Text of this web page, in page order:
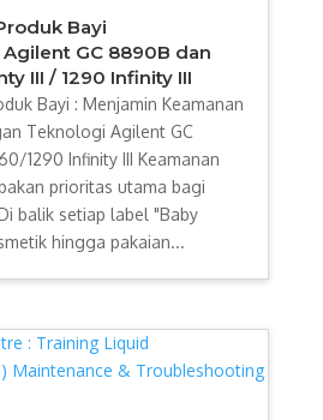
Bayi
GC 8890B dan
III / 1290 Infinity III
Bayi : Menjamin Keamanan
Teknologi Agilent GC
1290 Infinity III Keamanan
prioritas utama bagi
balik setiap label "Baby
hingga pakaian...